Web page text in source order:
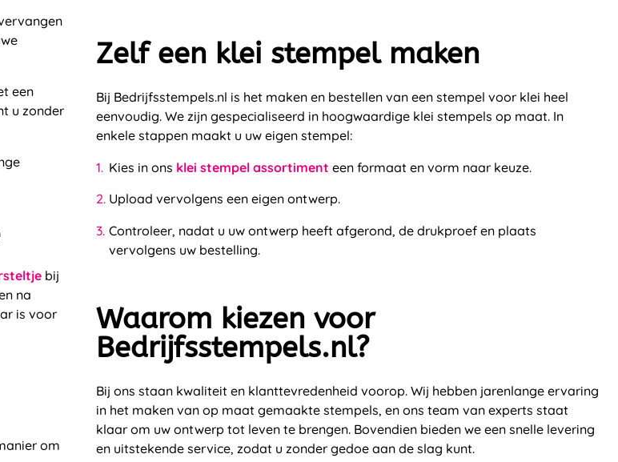
een
u zonder
bij
na
is voor
om
Zelf een klei stempel maken
Bij Bedrijfsstempels.nl is het maken en bestellen van een stempel voor klei heel
eenvoudig. We zijn gespecialiseerd in hoogwaardige klei stempels op maat. In
enkele stappen maakt u uw eigen stempel:
Kies in ons klei stempel assortiment een formaat en vorm naar keuze.
Upload vervolgens een eigen ontwerp.
Controleer, nadat u uw ontwerp heeft afgerond, de drukproef en plaats
vervolgens uw bestelling.
Waarom kiezen voor
Bedrijfsstempels.nl?
Bij ons staan kwaliteit en klanttevredenheid voorop. Wij hebben jarenlange ervaring
in het maken van op maat gemaakte stempels, en ons team van experts staat
klaar om uw ontwerp tot leven te brengen. Bovendien bieden we een snelle levering
en uitstekende service, zodat u zonder gedoe aan de slag kunt.